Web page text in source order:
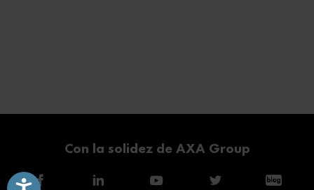
Accesibilidad
Con la solidez de AXA Group